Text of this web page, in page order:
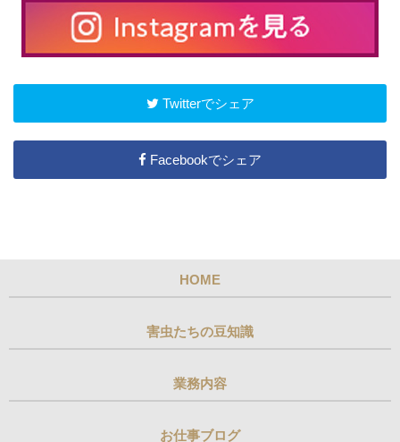
Twitterでシェア
Facebookでシェア
HOME
害虫たちの豆知識
業務内容
お仕事ブログ